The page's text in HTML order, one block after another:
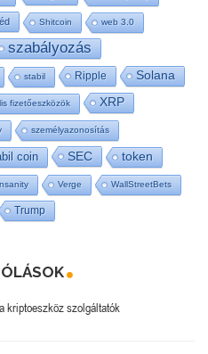
Shitcoin web 3.0
szabályozás
stabil Ripple Solana
fizetőeszközök XRP
személyazonosítás
coin SEC token
Verge WallStreetBets
Trump
kriptoeszköz szolgáltatók